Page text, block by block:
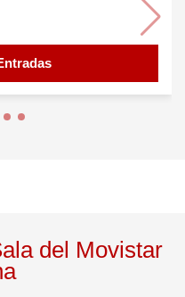
del Movistar